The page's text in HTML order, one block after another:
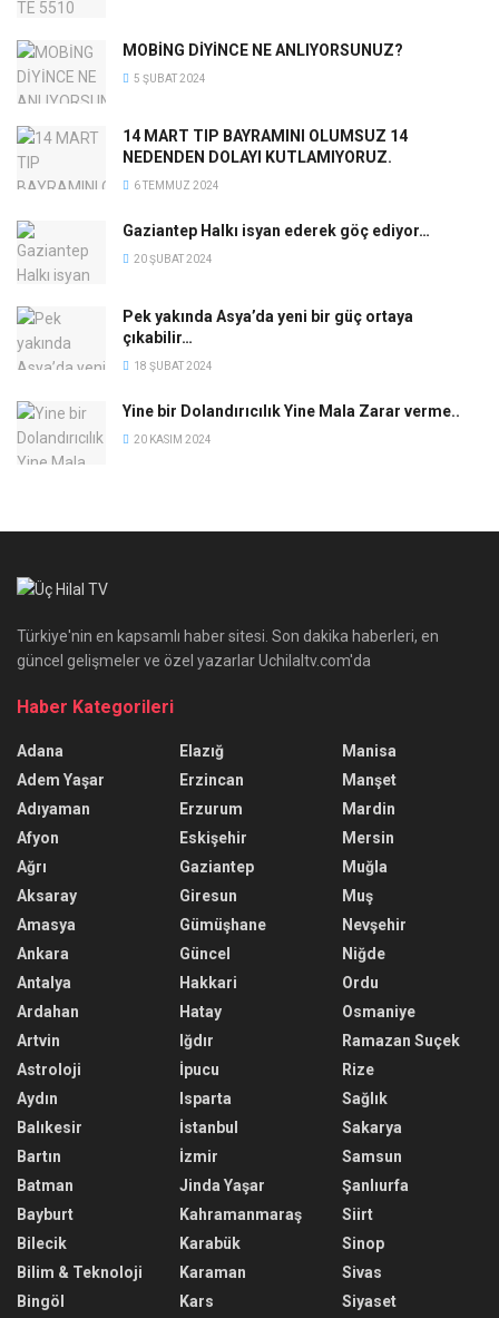
MOBİNG DİYİNCE NE ANLIYORSUNUZ?
5 ŞUBAT 2024
14 MART TIP BAYRAMINI OLUMSUZ 14
NEDENDEN DOLAYI KUTLAMIYORUZ.
6 TEMMUZ 2024
Gaziantep Halkı isyan ederek göç ediyor…
20 ŞUBAT 2024
Pek yakında Asya’da yeni bir güç ortaya
çıkabilir…
18 ŞUBAT 2024
Yine bir Dolandırıcılık Yine Mala Zarar verme..
20 KASIM 2024
Türkiye'nin en kapsamlı haber sitesi. Son dakika haberleri, en
güncel gelişmeler ve özel yazarlar Uchilaltv.com'da
Haber Kategorileri
Adana
Adem Yaşar
Adıyaman
Afyon
Ağrı
Aksaray
Amasya
Ankara
Antalya
Ardahan
Artvin
Astroloji
Aydın
Balıkesir
Bartın
Batman
Bayburt
Bilecik
Bilim & Teknoloji
Bingöl
Elazığ
Erzincan
Erzurum
Eskişehir
Gaziantep
Giresun
Gümüşhane
Güncel
Hakkari
Hatay
Iğdır
İpucu
Isparta
İstanbul
İzmir
Jinda Yaşar
Kahramanmaraş
Karabük
Karaman
Kars
Manisa
Manşet
Mardin
Mersin
Muğla
Muş
Nevşehir
Niğde
Ordu
Osmaniye
Ramazan Suçek
Rize
Sağlık
Sakarya
Samsun
Şanlıurfa
Siirt
Sinop
Sivas
Siyaset